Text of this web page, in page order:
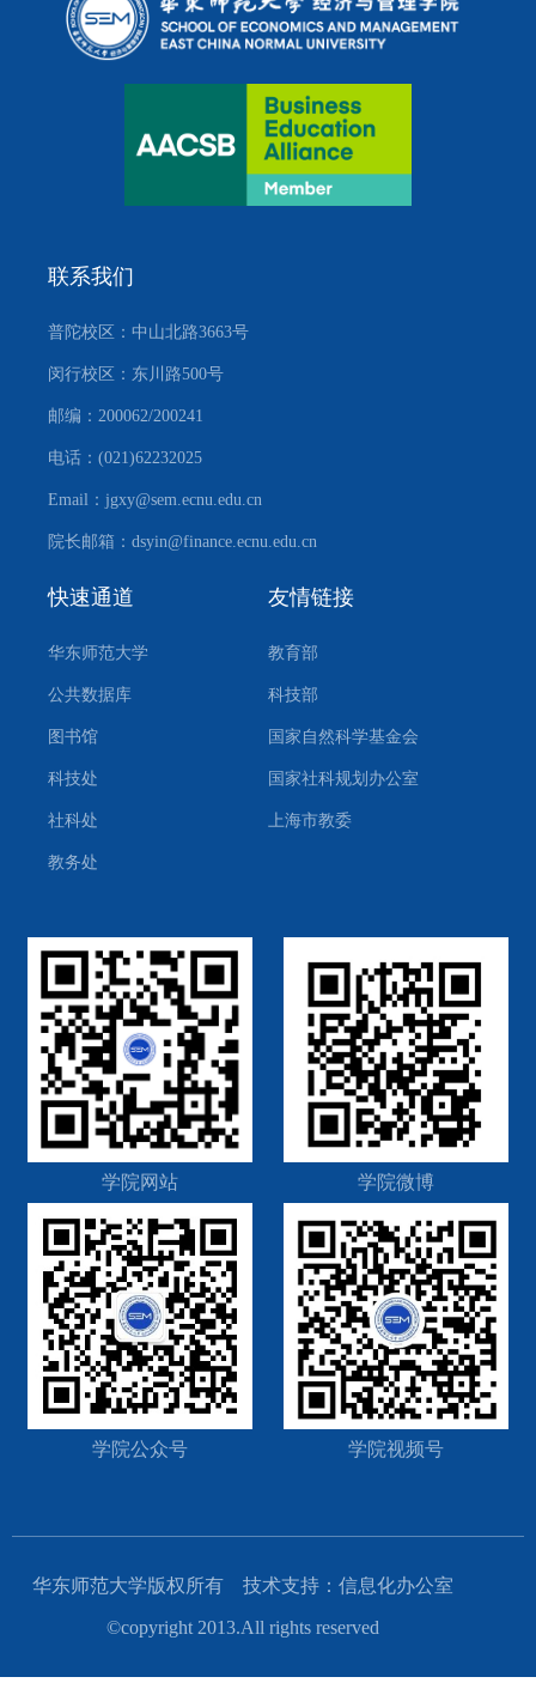
联系我们
普陀校区：中山北路3663号
闵行校区：东川路500号
邮编：200062/200241
电话：(021)62232025
Email：jgxy@sem.ecnu.edu.cn
院长邮箱：dsyin@finance.ecnu.edu.cn
快速通道
华东师范大学
公共数据库
图书馆
科技处
社科处
教务处
友情链接
教育部
科技部
国家自然科学基金会
国家社科规划办公室
上海市教委
学院网站 学院微博
学院公众号 学院视频号
华东师范大学版权所有 技术支持：信息化办公室
©copyright 2013.All rights reserved